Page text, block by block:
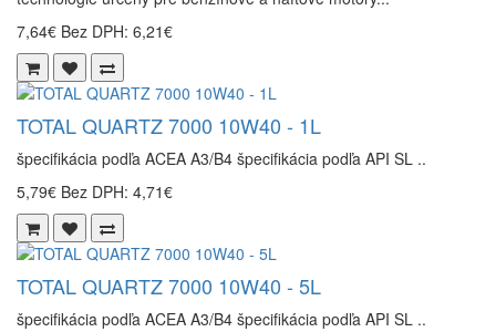
7,64€ Bez DPH: 6,21€
TOTAL QUARTZ 7000 10W40 - 1L
špecifikácia podľa ACEA A3/B4 špecifikácia podľa API SL ..
5,79€ Bez DPH: 4,71€
TOTAL QUARTZ 7000 10W40 - 5L
špecifikácia podľa ACEA A3/B4 špecifikácia podľa API SL ..